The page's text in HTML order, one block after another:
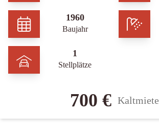
1960
Baujahr
1
Stellplätze
700 € Kaltmiete